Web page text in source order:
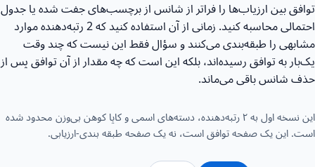
توافق بین ارزیاب‌ها را فراتر از شانس از برچسب‌های جفت شده یا جدول
احتمالی محاسبه کنید. زمانی از آن استفاده کنید که 2 رتبه‌دهنده موارد
مشابهی را طبقه‌بندی می‌کنند و سؤال فقط این نیست که چند وقت
یک‌بار به توافق رسیده‌اند، بلکه این است که چه مقدار از آن توافق پس از
حذف شانس باقی می‌ماند.
این نسخه اول به ۲ رتبه‌دهنده، دسته‌های اسمی و کاپا کوهن بی‌وزن محدود شده
است. این یک صفحه توافق است، نه یک صفحه طبقه بندی-ارزیابی.